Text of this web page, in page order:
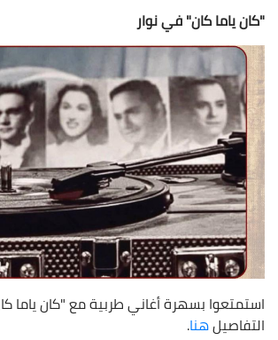
"كان ياما كان" في نوار
استمتعوا بسهرة أغاني طربية مع "كان ياما
التفاصيلهنا.